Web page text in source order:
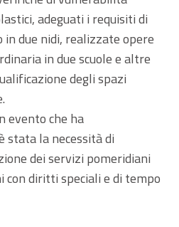
adeguati i requisiti di
in due nidi, realizzate opere
in due scuole e altre
degli spazi
evento che ha
la necessità di
dei servizi pomeridiani
con diritti speciali e di tempo